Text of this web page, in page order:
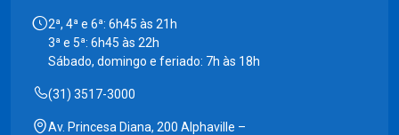
2ª, 4ª e 6ª: 6h45 às 21h
3ª e 5ª: 6h45 às 22h
Sábado, domingo e feriado: 7h às 18h
(31) 3517-3000
Av. Princesa Diana, 200 Alphaville –